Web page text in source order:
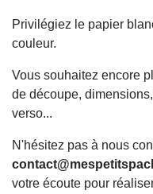
Privilégiez le papier
couleur.
Vous souhaitez encore
de découpe,
verso...
N'hésitez pas à nous
votre écoute pour